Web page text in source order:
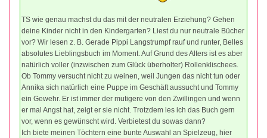
TS wie genau machst du das mit der neutralen Erziehung? Gehen
deine Kinder nicht in den Kindergarten? Liest du nur neutrale Bücher
vor? Wir lesen z. B. Gerade Pippi Langstrumpf rauf und runter, Belles
absolutes Lieblingsbuch im Moment. Auf Grund des Alters ist es aber
natürlich voller (inzwischen zum Glück überholter) Rollenklischees.
Ob Tommy versucht nicht zu weinen, weil Jungen das nicht tun oder
Annika sich natürlich eine Puppe im Geschäft aussucht und Tommy
ein Gewehr. Er ist immer der mutigere von den Zwillingen und wenn
er mal Angst hat, zeigt er sie nicht. Trotzdem les ich das Buch gern
vor, wenn es gewünscht wird. Verbietest du sowas dann?
Ich biete meinen Töchtern eine bunte Auswahl an Spielzeug, hier